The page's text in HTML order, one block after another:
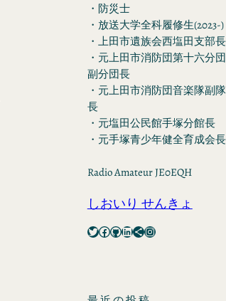
・防災士
・放送大学全科履修生(2023-)
・上田市遺族会西塩田支部長
・元上田市消防団第十六分団
副分団長
・元上田市消防団音楽隊副隊
長
・元塩田公民館手塚分館長
・元手塚青少年健全育成会長
Radio Amateur JE0EQH
しおいり せんきょ
Twitter Facebook GitHub LinkedIn Share Icon Instagram